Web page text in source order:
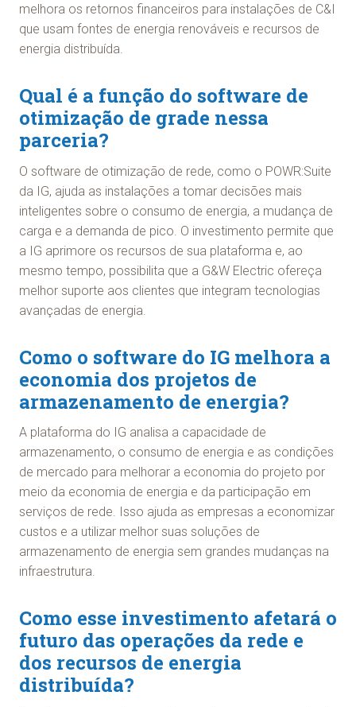
melhora os retornos financeiros para instalações de C&I
que usam fontes de energia renováveis e recursos de
energia distribuída.
Qual é a função do software de
otimização de grade nessa
parceria?
O software de otimização de rede, como o POWR:Suite
da IG, ajuda as instalações a tomar decisões mais
inteligentes sobre o consumo de energia, a mudança de
carga e a demanda de pico. O investimento permite que
a IG aprimore os recursos de sua plataforma e, ao
mesmo tempo, possibilita que a G&W Electric ofereça
melhor suporte aos clientes que integram tecnologias
avançadas de energia.
Como o software do IG melhora a
economia dos projetos de
armazenamento de energia?
A plataforma do IG analisa a capacidade de
armazenamento, o consumo de energia e as condições
de mercado para melhorar a economia do projeto por
meio da economia de energia e da participação em
serviços de rede. Isso ajuda as empresas a economizar
custos e a utilizar melhor suas soluções de
armazenamento de energia sem grandes mudanças na
infraestrutura.
Como esse investimento afetará o
futuro das operações da rede e
dos recursos de energia
distribuída?